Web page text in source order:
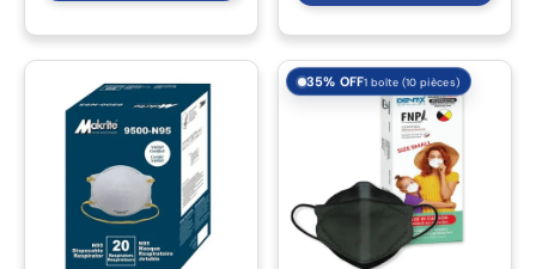
35% OFF1 boîte (10 pièces)